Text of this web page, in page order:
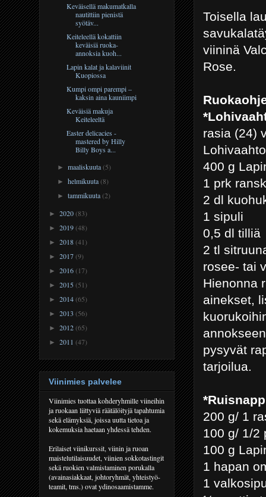
Toisella
viininä
Rose.
rasia (24)
400 g
1 prk
2 dl
1 sipuli
0,5 dl tilliä
2 tl
rosee- tai
Hienonna
ainekset,
pysyvät
tarjoilua.
200 g/ 1
100 g/ 1/2
100 g
1 hapan
1
Keväisellä makumatkalla
nautittiin pienistä
syötäv...
Keiteleellä kokattiin
keväisiä ruoka-
annoksia kuoh...
Lapin kalat ja kalaviinit
Kuopiossa
Kumpi ompi parempi –
kaksin aina kauniimpi
Keväisiä makuja
Keiteleeltä
Easter delicacies -
mastered by Hilly
Billy Boys a...
►maaliskuuta(5)
►helmikuuta(8)
►tammikuuta(2)
► 2020(83)
► 2019(48)
► 2018(41)
► 2017(9)
► 2016(17)
► 2015(51)
► 2014(65)
► 2013 (56)
► 2012(65)
► 2011 (47)
Viinimies palvelee
Viinimies tuottaa kohderyhmille viineihin
ja ruokaan liittyviä räätälöityjä tapahtumia
sekä elämyksiä, joissa uutta tietoa ja
kokemuksia haetaan yhdessä tehden.
Erilaiset viinikurssit, viinin ja ruoan
maistelutilaisuudet, viinien sokkotastingit
sekä ruokien valmistaminen porukalla
(avainasiakkaat, johtoryhmät, yhteistyö-
teamit, tms.) ovat ydinosaamistamme.